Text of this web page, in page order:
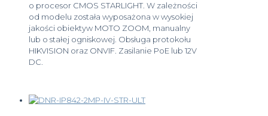
o procesor CMOS STARLIGHT. W zależności
od modelu została wyposażona w wysokiej
jakości obiektyw MOTO ZOOM, manualny
lub o stałej ogniskowej. Obsługa protokołu
HIKVISION oraz ONVIF. Zasilanie PoE lub 12V
DC.